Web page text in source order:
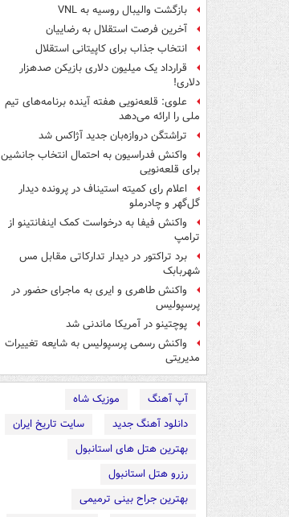
بازگشت والیبال روسیه به VNL
آخرین فرصت استقلال به رضاییان
انتخاب جذاب برای کاپیتانی استقلال
قرارداد یک میلیون دلاری بازیکن صدهزار
دلاری!
علوی: قلعه‌نویی هفته آینده برنامه‌های تیم
ملی را ارائه می‌دهد
تراِشتگن دروازه‌بان جدید آژاکس شد
واکنش فدراسیون به احتمال انتخاب جانشین
برای قلعه‌نویی
اعلام رای کمیته استیناف در پرونده دیدار
گل‌گهر و چادرملو
واکنش فیفا به درخواست کمک اینفانتینو از
ترامپ
برد تراکتور در دیدار تدارکاتی مقابل مس
شهربابک
واکنش طاهری و ایری به ماجرای حضور در
پرسپولیس
پوچتینو در آمریکا ماندنی شد
واکنش رسمی پرسپولیس به شایعه تغییرات
مدیریتی
آپ آهنگ
موزیک شاه
دانلود آهنگ جدید
سایت تاریخ ایران
بهترین هتل های استانبول
رزرو هتل استانبول
بهترین جراح بینی ترمیمی